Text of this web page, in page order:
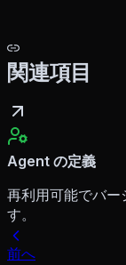
関連項目
Agent の定義
再利用可能でバー
す。
前へ